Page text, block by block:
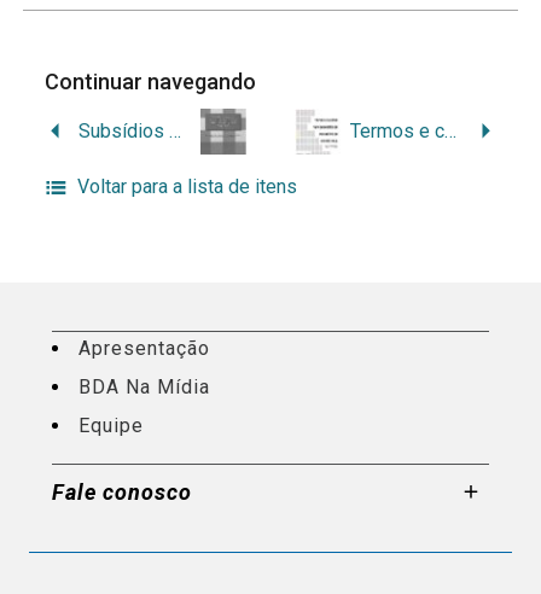
Continuar navegando
Subsídios para a implantação de uma política municipal de arquivos: o arquivo municipal a serviço dos cidadãos Termos e conceitos para diagnóstico de documentos em suporte papel: materiais de suporte e processos de escrita e impressão
Voltar para a lista de itens
Apresentação
BDA Na Mídia
Equipe
Fale conosco